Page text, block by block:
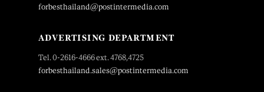
forbesthailand@postintermedia.com
ADVERTISING DEPARTMENT
Tel. 0-2616-4666 ext. 4768,4725
forbesthailand.sales@postintermedia.com